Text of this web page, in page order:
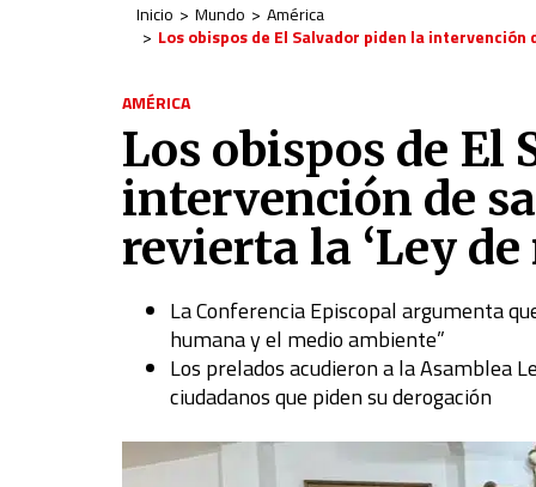
Inicio Mundo
América
Los obispos de El Salvador piden la
AMÉRICA
Los obispos de El
intervención de
revierta la ‘Ley
La Conferencia Episcopal argumenta
humana y el medio ambiente”
Los prelados acudieron a la Asamblea
ciudadanos que piden su derogación